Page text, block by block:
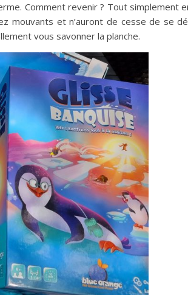
Comment revenir ? Tout simplement
mouvants et n’auront de cesse de se
vous savonner la planche.